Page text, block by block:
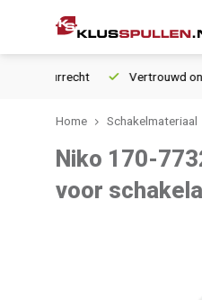
retourrecht Vertrouwd
Home Schakelmateriaal
Niko 170-
voor